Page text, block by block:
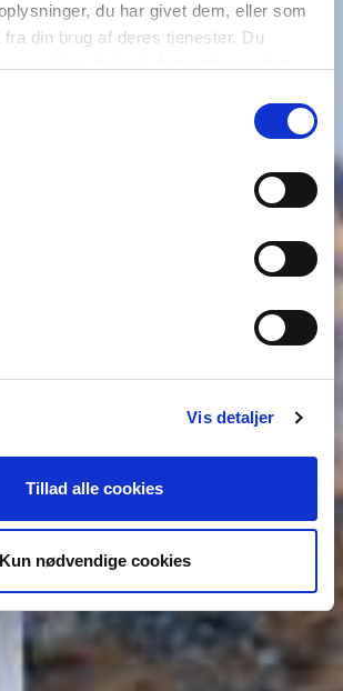
du har givet dem, eller som
din brug af deres tjenester. Du
Vis detaljer
Tillad alle cookies
Kun nødvendige cookies